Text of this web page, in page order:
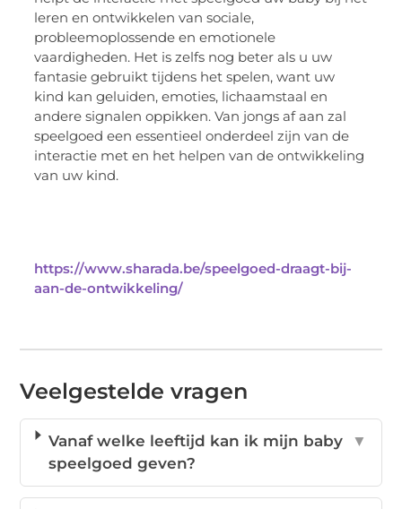
leren en ontwikkelen van sociale,
probleemoplossende en emotionele
vaardigheden. Het is zelfs nog beter als u uw
fantasie gebruikt tijdens het spelen, want uw
kind kan geluiden, emoties, lichaamstaal en
andere signalen oppikken. Van jongs af aan zal
speelgoed een essentieel onderdeel zijn van de
interactie met en het helpen van de ontwikkeling
van uw kind.
https://www.sharada.be/speelgoed-draagt-bij-
aan-de-ontwikkeling/
Veelgestelde vragen
Vanaf welke leeftijd kan ik mijn baby
speelgoed geven?
▼